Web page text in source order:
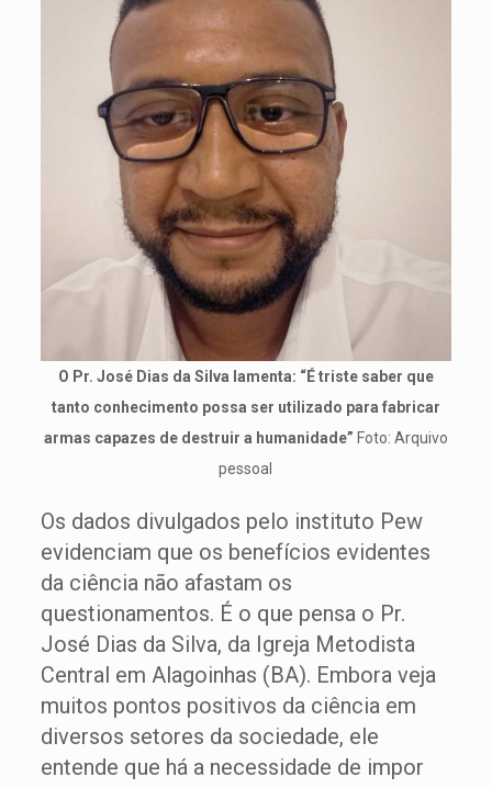
O Pr. José Dias da Silva lamenta: “É triste saber que
tanto conhecimento possa ser utilizado para fabricar
armas capazes de destruir a humanidade” Foto: Arquivo
pessoal
Os dados divulgados pelo instituto Pew
evidenciam que os benefícios evidentes
da ciência não afastam os
questionamentos. É o que pensa o Pr.
José Dias da Silva, da Igreja Metodista
Central em Alagoinhas (BA). Embora veja
muitos pontos positivos da ciência em
diversos setores da sociedade, ele
entende que há a necessidade de impor